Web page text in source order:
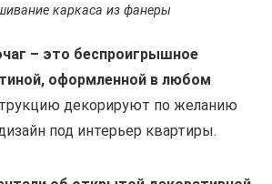
каркаса из фанеры
– это беспроигрышное
оформленной в любом
декорируют по желанию
под интерьер квартиры.